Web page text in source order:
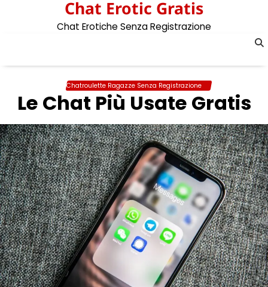
Chat Erotic Gratis
Chat Erotiche Senza Registrazione
Chatroulette Ragazze Senza Registrazione
Le Chat Più Usate Gratis